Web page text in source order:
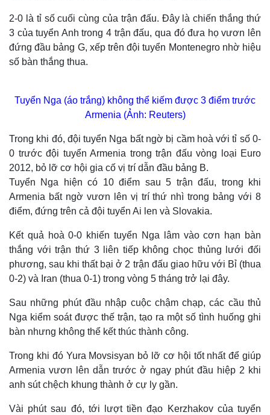
Cuộc sống đó đây
Hồ sơ
Ảnh
E-Magazine
Infographic
2-0 là tỉ số cuối cùng của trận đấu. Đây là chiến thắng thứ
3 của tuyển Anh trong 4 trận đấu, qua đó đưa họ vươn lên
đứng đầu bảng G, xếp trên đội tuyển Montenegro nhờ hiệu
số bàn thắng thua.
Tuyển Nga (áo trắng) không thể kiếm được 3 điểm trước
Armenia (Ảnh: Reuters)
Trong khi đó, đội tuyển Nga bất ngờ bị cầm hoà với tỉ số 0-
0 trước đội tuyển Armenia trong trận đấu vòng loại Euro
2012, bỏ lỡ cơ hội gia cố vị trí dẫn đầu bảng B.
Tuyển Nga hiện có 10 điểm sau 5 trận đấu, trong khi
Armenia bất ngờ vươn lên vị trí thứ nhì trong bảng với 8
điểm, đứng trên cả đội tuyển Ai len và Slovakia.
Kết quả hoà 0-0 khiến tuyển Nga lâm vào cơn hạn bàn
thắng với trận thứ 3 liên tiếp không chọc thủng lưới đối
phương, sau khi thất bại ở 2 trận đấu giao hữu với Bỉ (thua
0-2) và Iran (thua 0-1) trong vòng 5 tháng trở lại đây.
Sau những phút đầu nhập cuộc chậm chạp, các cầu thủ
Nga kiểm soát được thế trận, tạo ra một số tình huống ghi
bàn nhưng không thể kết thúc thành công.
Trong khi đó Yura Movsisyan bỏ lỡ cơ hội tốt nhất để giúp
Armenia vươn lên dẫn trước ở ngay phút đầu hiệp 2 khi
anh sút chệch khung thành ở cự ly gần.
Vài phút sau đó, tới lượt tiền đạo Kerzhakov của tuyển